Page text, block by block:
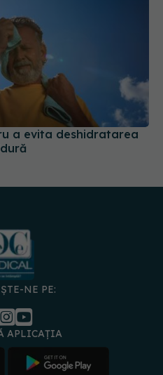
a evita deshidratarea
APLICAȚIA
preferințele
Contact